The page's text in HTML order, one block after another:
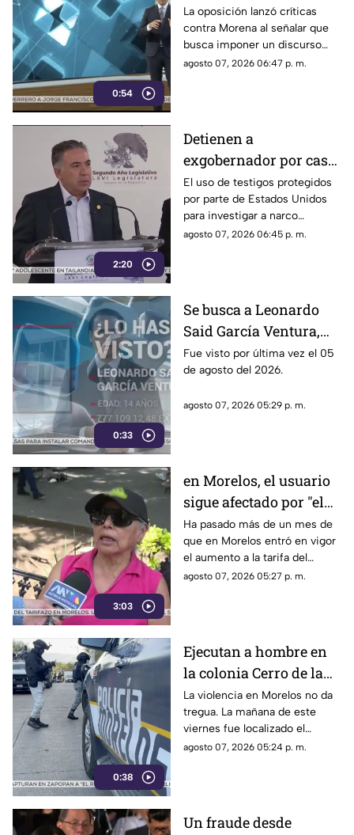
0:54
debate político
La oposición lanzó críticas
contra Morena al señalar que
busca imponer un discurso
único y limitar las voces que
agosto 07, 2026 06:47 p. m.
2:20
Detienen a
exgobernador por caso
Ayotzinapa y desaforan
a alcaldes
El uso de testigos protegidos
por parte de Estados Unidos
para investigar a narco
políticos ha sido cuestionado
entre ellos Rubén Rocha y
Enrique Inzunza.
agosto 07, 2026 06:45 p. m.
0:33
Se busca a Leonardo
Said García Ventura,
desaparecido en
Cuernavaca
Fue visto por última vez el 05
de agosto del 2026.
agosto 07, 2026 05:29 p. m.
3:03
en Morelos, el usuario
sigue afectado por "el
tarifazo"
Ha pasado más de un mes de
que en Morelos entró en vigor
el aumento a la tarifa del
transporte público. Un mes,
al interior de las unidades.
agosto 07, 2026 05:27 p. m.
0:38
Ejecutan a hombre en
la colonia Cerro de la
Corona
La violencia en Morelos no da
tregua. La mañana de este
viernes fue localizado el
cuerpo de un hombre con
agosto 07, 2026 05:24 p. m.
Un fraude desde